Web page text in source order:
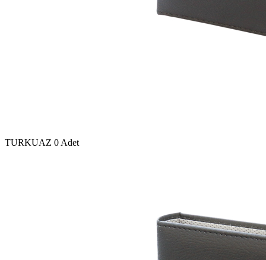
TURKUAZ 0 Adet